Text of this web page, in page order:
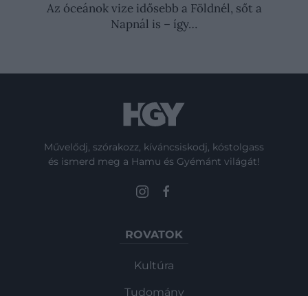
Az óceánok vize idősebb a Földnél, sőt a
Napnál is – így…
Művelődj, szórakozz, kíváncsiskodj, kóstolgass
és ismerd meg a Hamu és Gyémánt világát!
ROVATOK
Kultúra
Tudomány